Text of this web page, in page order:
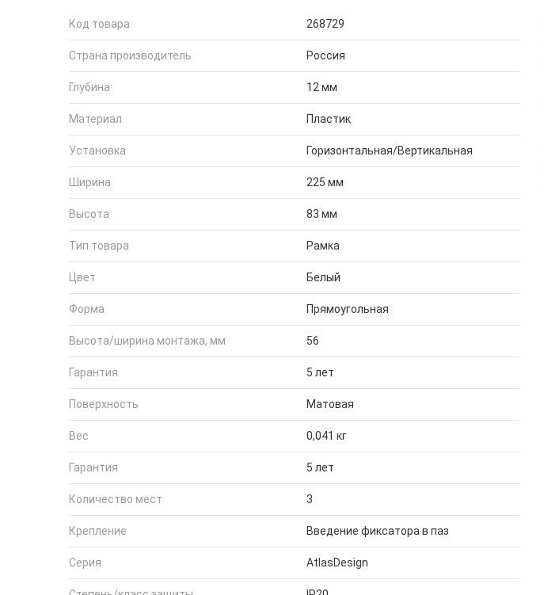
Код товара 268729
Страна производитель Россия
Глубина 12 мм
Материал Пластик
Установка Горизонтальная/Вертикальная
Ширина 225 мм
Высота 83 мм
Тип товара Рамка
Цвет Белый
Форма Прямоугольная
Высота/ширина монтажа, мм 56
Гарантия 5 лет
Поверхность Матовая
Вес 0,041 кг
Гарантия 5 лет
Количество мест 3
Крепление Введение фиксатора в паз
Серия AtlasDesign